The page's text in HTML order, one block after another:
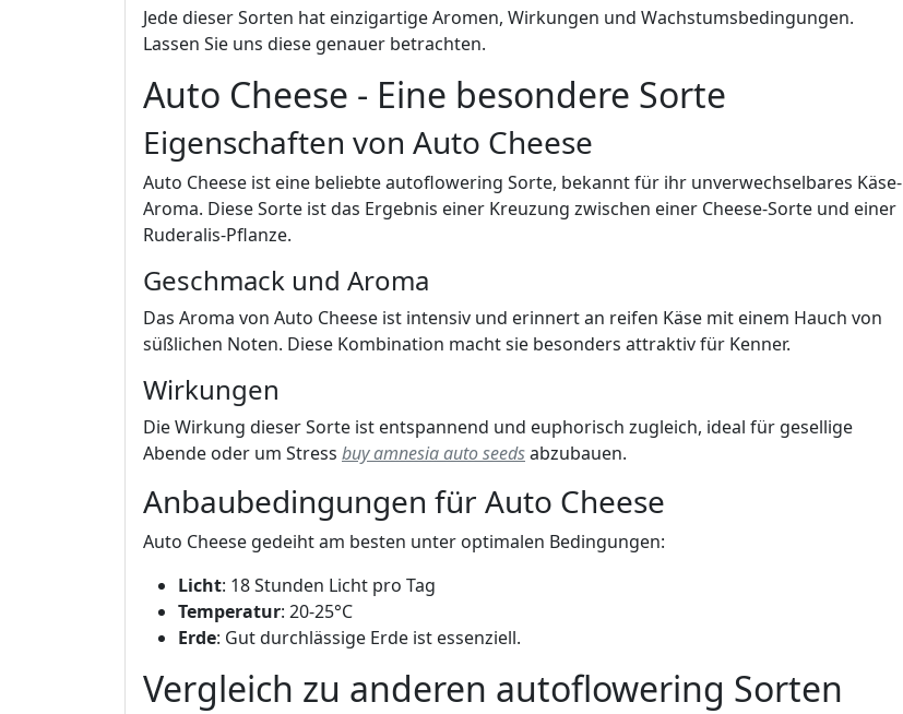
Jede dieser Sorten hat einzigartige Aromen, Wirkungen und Wachstumsbedingungen.
Lassen Sie uns diese genauer betrachten.
Auto Cheese - Eine besondere Sorte
Eigenschaften von Auto Cheese
Auto Cheese ist eine beliebte autoflowering Sorte, bekannt für ihr unverwechselbares Käse-
Aroma. Diese Sorte ist das Ergebnis einer Kreuzung zwischen einer Cheese-Sorte und einer
Ruderalis-Pflanze.
Geschmack und Aroma
Das Aroma von Auto Cheese ist intensiv und erinnert an reifen Käse mit einem Hauch von
süßlichen Noten. Diese Kombination macht sie besonders attraktiv für Kenner.
Wirkungen
Die Wirkung dieser Sorte ist entspannend und euphorisch zugleich, ideal für gesellige
Abende oder um Stress buy amnesia auto seedsabzubauen.
Anbaubedingungen für Auto Cheese
Auto Cheese gedeiht am besten unter optimalen Bedingungen:
Licht: 18 Stunden Licht pro Tag
Temperatur: 20-25°C
Erde: Gut durchlässige Erde ist essenziell.
Vergleich zu anderen autoflowering Sorten